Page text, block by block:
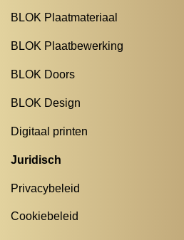
BLOK Plaatmateriaal
BLOK Plaatbewerking
BLOK Doors
BLOK Design
Digitaal printen
Juridisch
Privacybeleid
Cookiebeleid